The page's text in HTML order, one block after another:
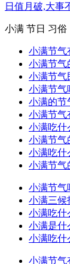
日值月破,大事
小满 节日 习俗
小满节气
小满节气
小满节气
小满节气
小满的节
小满节气
小满吃什
小满节气
小满吃什
小满节气
小满节气
小满三候
小满吃什
小满是什
小满吃什
小满节气